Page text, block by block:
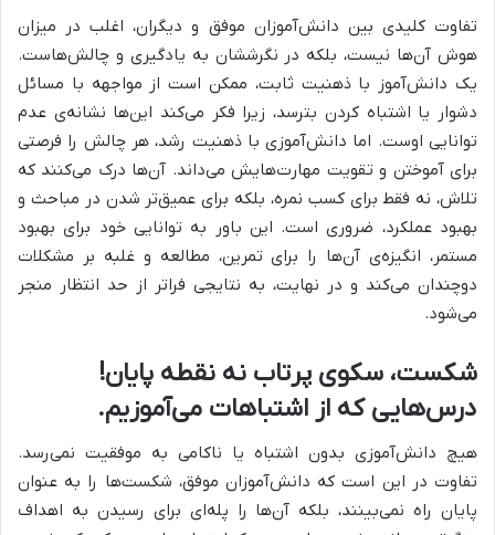
تفاوت کلیدی بین دانش‌آموزان موفق و دیگران، اغلب در میزان
هوش آن‌ها نیست، بلکه در نگرششان به یادگیری و چالش‌هاست.
یک دانش‌آموز با ذهنیت ثابت، ممکن است از مواجهه با مسائل
دشوار یا اشتباه کردن بترسد، زیرا فکر می‌کند این‌ها نشانه‌ی عدم
توانایی اوست. اما دانش‌آموزی با ذهنیت رشد، هر چالش را فرصتی
برای آموختن و تقویت مهارت‌هایش می‌داند. آن‌ها درک می‌کنند که
تلاش، نه فقط برای کسب نمره، بلکه برای عمیق‌تر شدن در مباحث و
بهبود عملکرد، ضروری است. این باور به توانایی خود برای بهبود
مستمر، انگیزه‌ی آن‌ها را برای تمرین، مطالعه و غلبه بر مشکلات
دوچندان می‌کند و در نهایت، به نتایجی فراتر از حد انتظار منجر
می‌شود.
شکست، سکوی پرتاب نه نقطه پایان!
درس‌هایی که از اشتباهات می‌آموزیم.
هیچ دانش‌آموزی بدون اشتباه یا ناکامی به موفقیت نمی‌رسد.
تفاوت در این است که دانش‌آموزان موفق، شکست‌ها را به عنوان
پایان راه نمی‌بینند، بلکه آن‌ها را پله‌ای برای رسیدن به اهداف